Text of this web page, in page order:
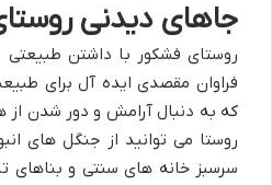
جاهای دیدنی
روستای فشکور با داشتن
فراوان مقصدی ایده آل برای
که به دنبال آرامش و دور شدن
روستا می توانید از جنگل های
سرسبز خانه های سنتی و بناهای